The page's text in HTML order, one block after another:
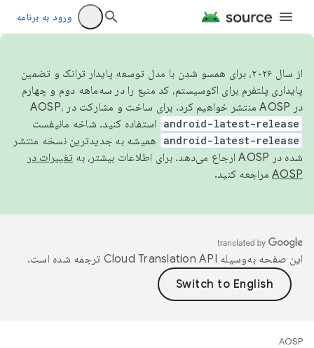
ورود به برنامه
از سال ۲۰۲۶، برای همسو شدن با مدل توسعه پایدار ترانک و تضمین
پایداری پلتفرم برای اکوسیستم، کد منبع را در سه‌ماهه دوم و چهارم
در AOSP منتشر خواهیم کرد. برای ساخت و مشارکت در AOSP،
android-latest-release استفاده کنید. شاخه مانیفست
android-latest-release
همیشه به جدیدترین نسخه منتشر
شده در AOSP ارجاع می‌دهد. برای اطلاعات بیشتر، به
تغییرات در
AOSP مراجعه کنید.
این صفحه به‌وسیله ترجمه شده است.
AOSP